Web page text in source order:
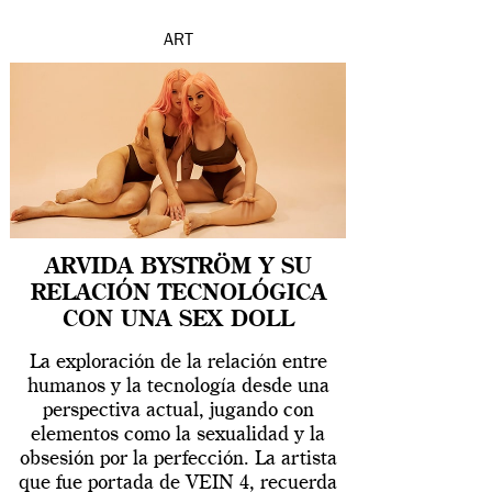
ART
ARVIDA BYSTRÖM Y SU
RELACIÓN TECNOLÓGICA
CON UNA SEX DOLL
La exploración de la relación entre
humanos y la tecnología desde una
perspectiva actual, jugando con
elementos como la sexualidad y la
obsesión por la perfección. La artista
que fue portada de VEIN 4, recuerda